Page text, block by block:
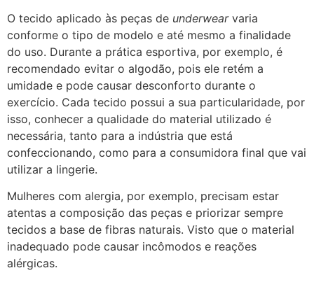
O tecido aplicado às peças de underwear varia
conforme o tipo de modelo e até mesmo a finalidade
do uso. Durante a prática esportiva, por exemplo, é
recomendado evitar o algodão, pois ele retém a
umidade e pode causar desconforto durante o
exercício. Cada tecido possui a sua particularidade, por
isso, conhecer a qualidade do material utilizado é
necessária, tanto para a indústria que está
confeccionando, como para a consumidora final que vai
utilizar a lingerie.
Mulheres com alergia, por exemplo, precisam estar
atentas a composição das peças e priorizar sempre
tecidos a base de fibras naturais. Visto que o material
inadequado pode causar incômodos e reações
alérgicas.